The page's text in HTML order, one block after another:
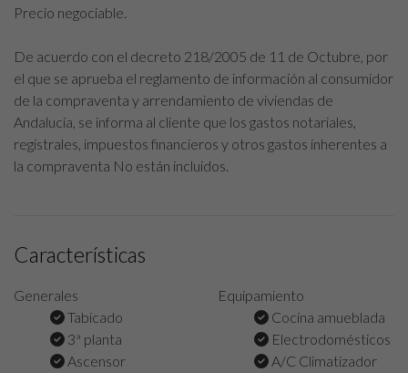
Precio negociable.
De acuerdo con el decreto 218/2005 de 11 de Octubre, por
el que se aprueba el reglamento de información al consumidor
de la compraventa y arrendamiento de viviendas de
Andalucía, se informa al cliente que los gastos notariales,
registrales, impuestos financieros y otros gastos inherentes a
la compraventa No están incluidos.
Características
Generales
Tabicado
3ª planta
Ascensor
Equipamiento
Cocina amueblada
Electrodomésticos
A/C Climatizador